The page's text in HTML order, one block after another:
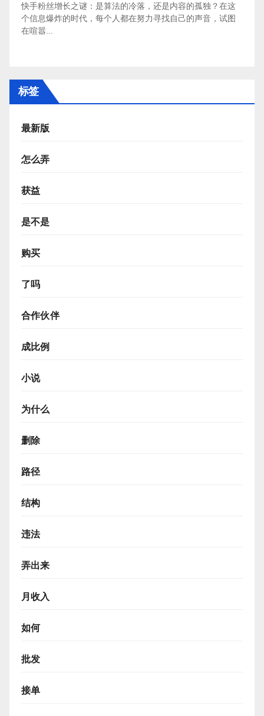
快手粉丝增长之谜：是算法的冷落，还是内容的孤独？在这
个信息爆炸的时代，每个人都在努力寻找自己的声音，试图
在喧嚣...
标签
最新版
怎么弄
获益
是不是
购买
了吗
合作伙伴
成比例
小说
为什么
删除
路径
结构
违法
弄出来
月收入
如何
批发
接单